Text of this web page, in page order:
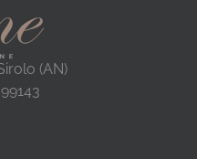
(AN)